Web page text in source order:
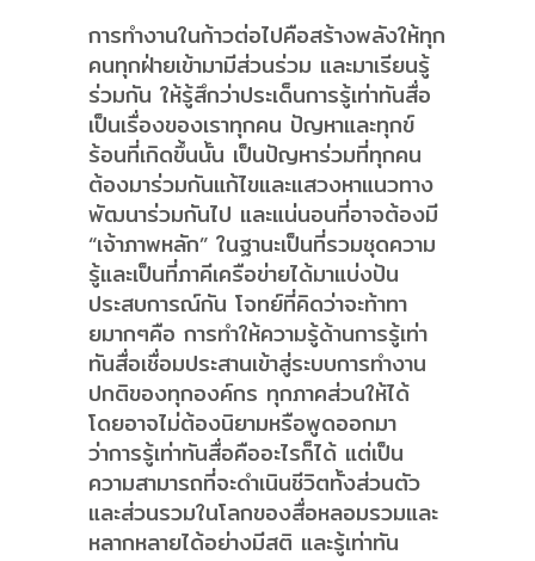
การทำงานในก้าวต่อไปคือสร้างพลังให้ทุก
คนทุกฝ่ายเข้ามามีส่วนร่วม และมาเรียนรู้
ร่วมกัน ให้รู้สึกว่าประเด็นการรู้เท่าทันสื่อ
เป็นเรื่องของเราทุกคน ปัญหาและทุกข์
ร้อนที่เกิดขึ้นนั้น เป็นปัญหาร่วมที่ทุกคน
ต้องมาร่วมกันแก้ไขและแสวงหาแนวทาง
พัฒนาร่วมกันไป และแน่นอนที่อาจต้องมี
“เจ้าภาพหลัก” ในฐานะเป็นที่รวมชุดความ
รู้และเป็นที่ภาคีเครือข่ายได้มาแบ่งปัน
ประสบการณ์กัน โจทย์ที่คิดว่าจะท้าทา
ยมากๆคือ การทำให้ความรู้ด้านการรู้เท่า
ทันสื่อเชื่อมประสานเข้าสู่ระบบการทำงาน
ปกติของทุกองค์กร ทุกภาคส่วนให้ได้
โดยอาจไม่ต้องนิยามหรือพูดออกมา
ว่าการรู้เท่าทันสื่อคืออะไรก็ได้ แต่เป็น
ความสามารถที่จะดำเนินชีวิตทั้งส่วนตัว
และส่วนรวมในโลกของสื่อหลอมรวมและ
หลากหลายได้อย่างมีสติ และรู้เท่าทัน